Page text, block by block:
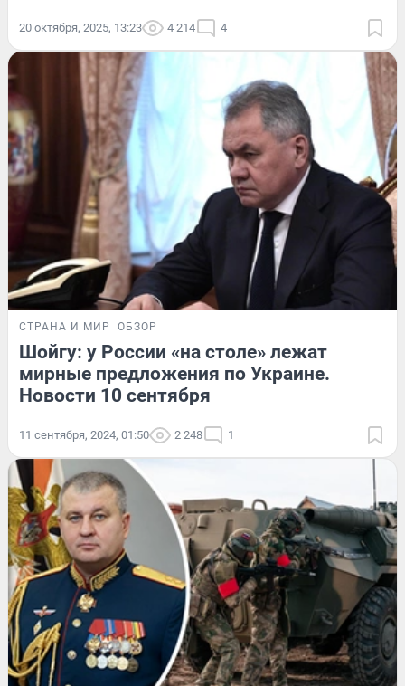
20 октября, 2025, 13:23 4 214 4
СТРАНА И МИР ОБЗОР
Шойгу: у России «на столе» лежат
мирные предложения по Украине.
Новости 10 сентября
11 сентября, 2024, 01:50 2 248 1